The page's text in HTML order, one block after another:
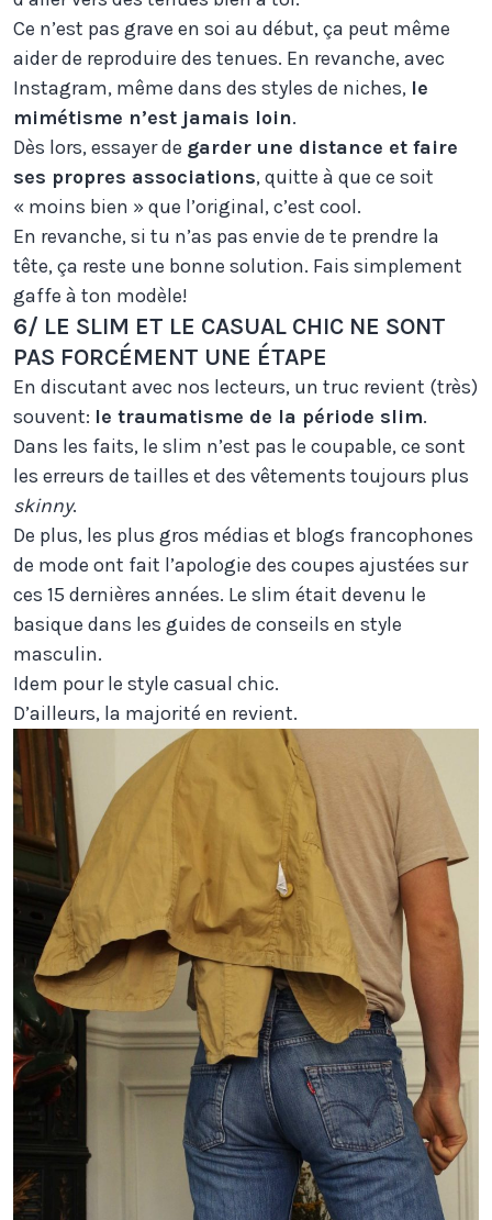
Ce n’est pas grave en soi au début, ça peut même
aider de reproduire des tenues. En revanche, avec
Instagram, même dans des styles de niches, le
mimétisme n’est jamais loin.
Dès lors, essayer de garder une distance et faire
ses propres associations, quitte à que ce soit
« moins bien » que l’original, c’est cool.
En revanche, si tu n’as pas envie de te prendre la
tête, ça reste une bonne solution. Fais simplement
gaffe à ton modèle!
6/ LE SLIM ET LE CASUAL CHIC NE SONT
PAS FORCÉMENT UNE ÉTAPE
En discutant avec nos lecteurs, un truc revient (très)
souvent: le traumatisme de la période slim.
Dans les faits, le slim n’est pas le coupable, ce sont
les erreurs de tailles et des vêtements toujours plus
skinny.
De plus, les plus gros médias et blogs francophones
de mode ont fait l’apologie des coupes ajustées sur
ces 15 dernières années. Le slim était devenu le
basique dans les guides de conseils en style
masculin.
Idem pour le style casual chic.
D’ailleurs, la majorité en revient.